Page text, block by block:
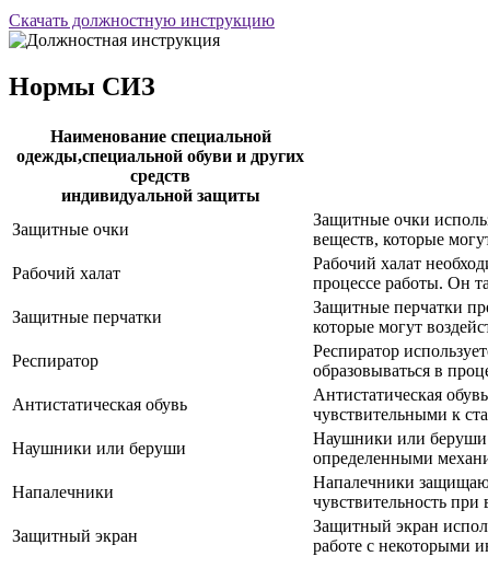
Скачать должностную инструкцию
Нормы СИЗ
Наименование специальной
одежды,специальной обуви и других
средств
индивидуальной защиты
Защитные очки
Защитные очки
веществ, которые
Рабочий халат
Рабочий халат
процессе работы. Он
Защитные перчатки
Защитные перчатки
которые могут
Респиратор
Респиратор
образовываться в
Антистатическая обувь
Антистатическая
чувствительными к
Наушники или беруши
Наушники или беруши
определенными
Напалечники
Напалечники
чувствительность
Защитный экран
Защитный экран
работе с некоторыми